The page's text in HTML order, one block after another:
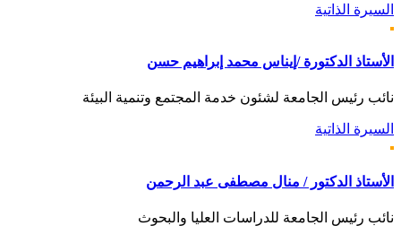
السيرة الذاتية
الأستاذ الدكتورة /إيناس محمد إبراهيم حسن
نائب رئيس الجامعة لشئون خدمة المجتمع وتنمية البيئة
السيرة الذاتية
الأستاذ الدكتور / منال مصطفى عبد الرحمن
نائب رئيس الجامعة للدراسات العليا والبحوث